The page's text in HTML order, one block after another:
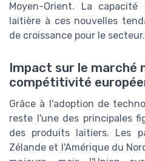
Moyen-Orient. La
laitière à ces nouvelles
de croissance pour le secteur.
Impact sur le marché
compétitivité
Grâce à l'adoption de
reste l'une des principales
des produits laitiers. Les
Zélande et l'Amérique du